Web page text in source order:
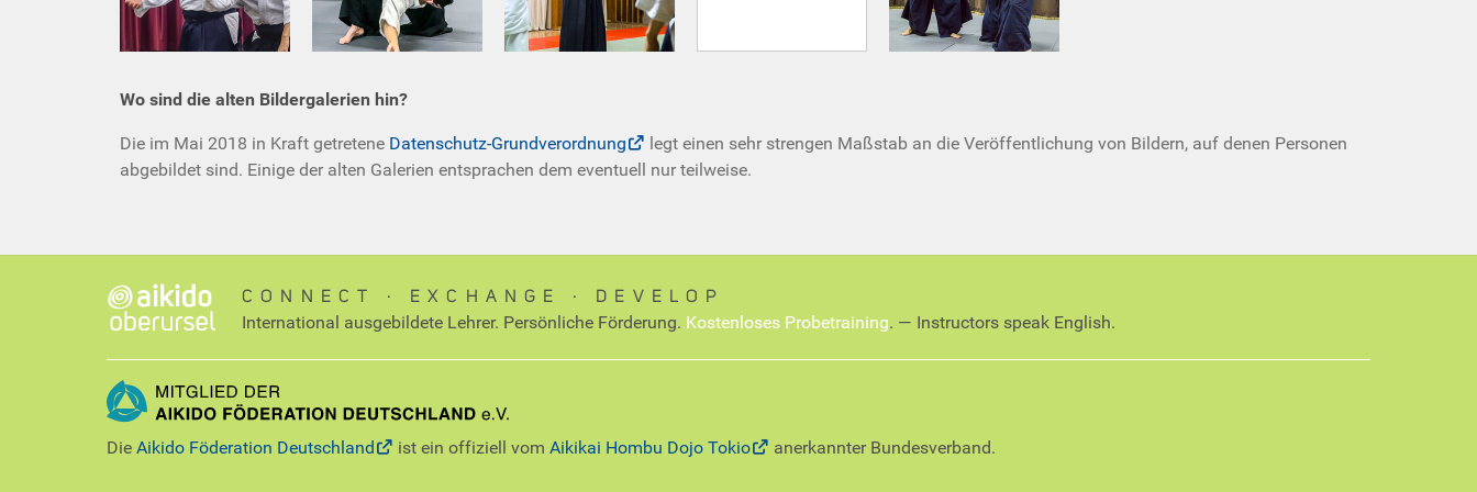
Wo sind die alten Bildergalerien hin?
Die im Mai 2018 in Kraft getretene Datenschutz-Grundverordnung
legt einen sehr strengen Maßstab an die Veröffentlichung von Bildern, auf denen Personen
abgebildet sind. Einige der alten Galerien entsprachen dem eventuell nur teilweise.
CONNECT ∙ EXCHANGE ∙ DEVELOP
International ausgebildete Lehrer. Persönliche Förderung. Kostenloses Probetraining. — Instructors speak English.
Die Aikido Föderation Deutschland ist ein offiziell vom Aikikai Hombu Dojo Tokio anerkannter Bundesverband.